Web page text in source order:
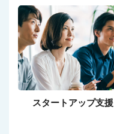
スタートアップ支援